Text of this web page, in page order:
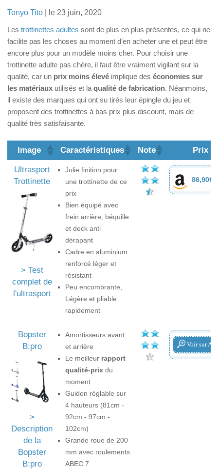
Trottinettes électriques puissantes (65-100km/h)
Autres produits
Skateboards électrique
Drift trikes
Trottinettes 3 roues
Draisiennes
Blog
Tonyo Tito | le 23 juin, 2020
Les trottinettes adultes sont de plus en plus présentes, ce qui ne
facilite pas les choses au moment d’en acheter une et peut être
encore plus pour un modèle moins cher. Pour choisir une
trottinette adulte pas chère, il faut être vraiment vigilant sur la
qualité, car un prix moins élevé implique des économies sur
les matériaux utilisés et la qualité de fabrication. Néanmoins,
il existe des marques qui ont su tirés leur épingle du jeu et
proposent des trottinettes à bas prix plus discount, mais de
qualité très satisfaisante.
Image Caractéristiques Note Prix
Ultrasport
Trottinette
> Test
complet de
l'ultrasport
Jolie finition pour
une trottinette de ce
prix
Bien équipé avec
frein arrière, béquille
et deck anti
dérapant
Cadre en aluminium
renforcé léger et
résistant
Peu encombrante,
Légère et pliable
rapidement
86,90€
Bopster
B:pro
>
Description
de la
Bopster
B:pro
Amortisseurs avant
et arrière
Le meilleur rapport
qualité-prix du
moment
Guidon réglable sur
4 hauteurs (81cm -
92cm - 97cm -
102cm)
Grande roue de 200
mm avec roulements
ABEC 7
Voir sur